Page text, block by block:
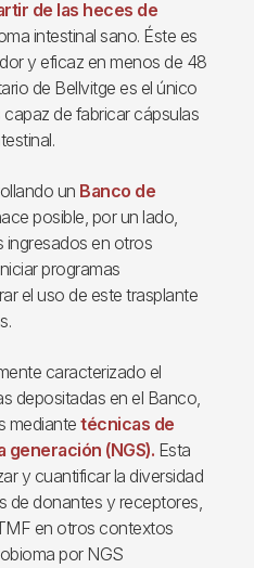
de las heces de
intestinal sano. Éste es
y eficaz en menos de 48
de Bellvitge es el único
de fabricar cápsulas
un Banco de
posible, por un lado,
ingresados en otros
programas
el uso de este trasplante
caracterizado el
depositadas en el Banco,
mediante técnicas de
(NGS). Esta
y cuantificar la diversidad
de donantes y receptores,
en otros contextos
por NGS